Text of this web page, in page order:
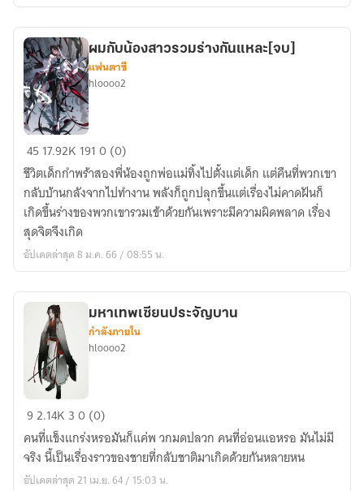
ผม
กับ
น้อง
สาว
รวม
ร่าง
กัน
ผมกับน้องสาวรวมร่างกันแหละ[จบ]
แฟนตาซี
hloooo2
45 17.92K 1910 (0)
ชีวิตเด็กกำพร้าสองพี่น้องถูกพ่อแม่ทิ้งไปตั้งแต่เด็ก แต่คืนที่พวกเขา
กลับบ้านกลังจากไปทำงาน พลังก็ถูกปลุกขึ้นแต่เรื่องไม่คาดฝันก็
เกิดขึ้นร่างของพวกเขารวมเข้าด้วยกันเพราะมีความผิดพลาด เรื่อง
สุดจิตจึงเกิด
อัปเดตล่าสุด 8 ม.ค. 66 / 08:55 น.
มหาเทพ
เซียน
ประจัญบาน
มหาเทพเซียนประจัญบาน
กำลังภายใน
hloooo2
92.14K 30 (0)
คนที่แข็งแกร่งหรอมันก็แค่พ วกมดปลวก คนที่อ่อนแอหรอ มันไม่มี
จริง นี้เป็นเรื่องราวของชายที่กลับชาติมาเกิดด้วยกันหลายหน
อัปเดตล่าสุด 21 เม.ย. 64 / 15:03 น.